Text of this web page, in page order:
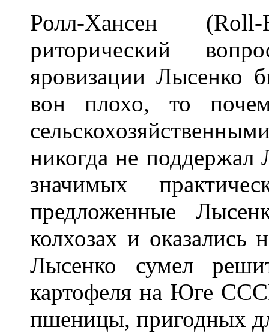
Ролл-Хансен
риторический
яровизации Лысенко
вон плохо, то
никогда не
значимых
предложенные
колхозах и оказались
Лысенко сумел
картофеля на Юге
пшеницы, пригодных